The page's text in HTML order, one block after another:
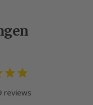
reviews